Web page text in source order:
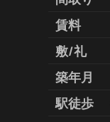
賃料
敷/礼
築年月
駅徒歩